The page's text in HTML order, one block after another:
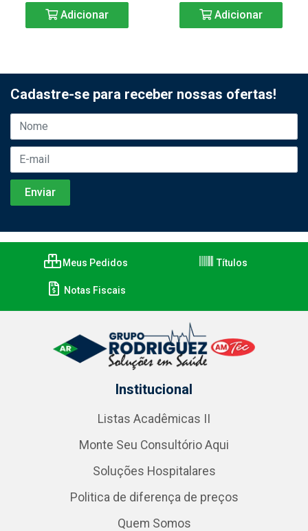
Adicionar Adicionar
Cadastre-se para receber nossas ofertas!
Meus Pedidos Títulos
Notas Fiscais
Institucional
Listas Acadêmicas II
Monte Seu Consultório Aqui
Soluções Hospitalares
Politica de diferença de preços
Quem Somos